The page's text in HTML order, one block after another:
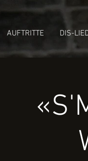
AUFTRITTE DIS-